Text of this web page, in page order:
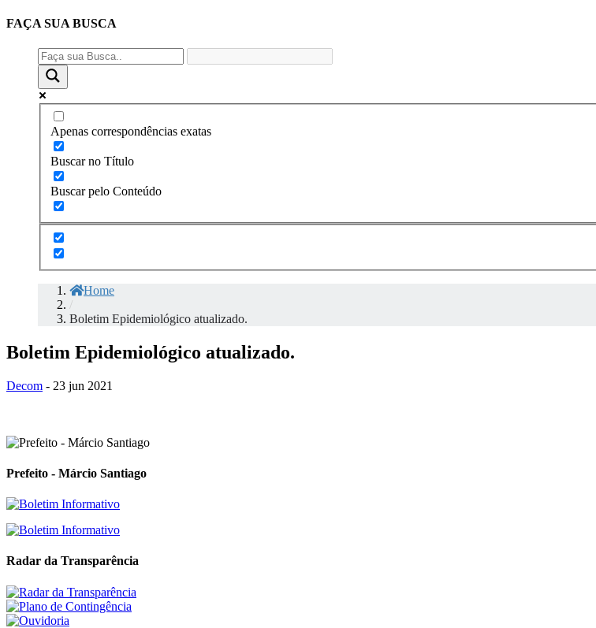
FAÇA SUA BUSCA
Apenas correspondências exatas
Buscar no Título
Buscar pelo Conteúdo
Home
/
Boletim Epidemiológico atualizado.
Boletim Epidemiológico atualizado.
Decom - 23 jun 2021
Prefeito - Márcio Santiago
Radar da Transparência